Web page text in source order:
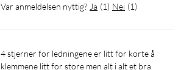
Var anmeldelsen nyttig? Ja (1) Nei (1)
4 stjerner for ledningene er litt for korte å
klemmene litt for store men alt i alt et bra